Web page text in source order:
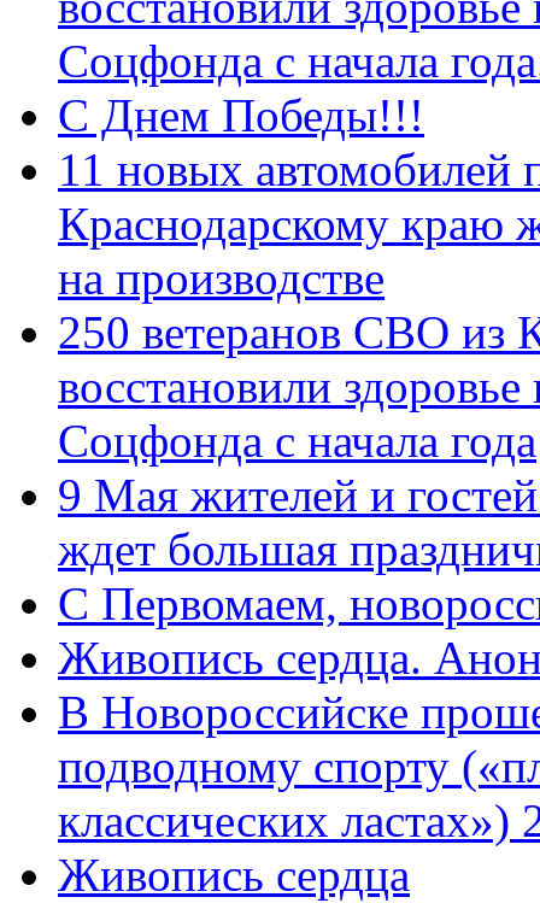
Соцфонда с начала
С Днем Победы!!!
11 новых автомобилей
Краснодарскому краю
на производстве
250 ветеранов СВО из
восстановили
Соцфонда с начала года
9 Мая жителей и
ждет большая
C Первомаем,
Живопись сердца.
В Новороссийске
подводному спорту
классических
Живопись сердца